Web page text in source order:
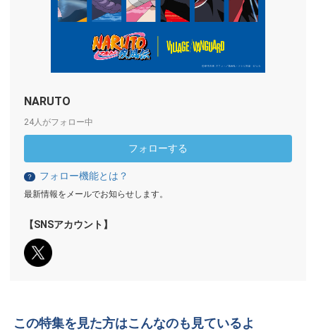
NARUTO
24人がフォロー中
フォローする
？ フォロー機能とは？
最新情報をメールでお知らせします。
【SNSアカウント】
この特集を見た方はこんなのも見ているよ